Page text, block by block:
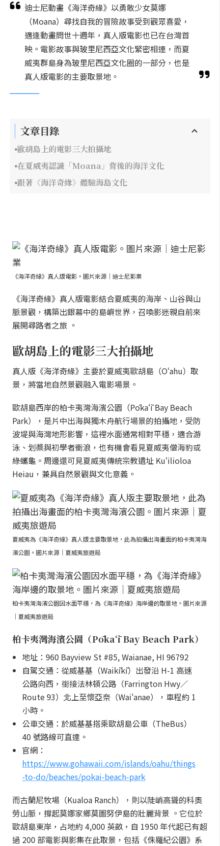
迪士尼動畫《海洋奇緣》以勇敢少女莫娜
（Moana）尋找自我的冒險故事受到觀眾喜愛，
適逢動畫問世十週年，真人版電影也已在台灣首
映。電影故事與玻里尼西亞文化緊密相連，而夏
威夷群島身為玻里尼西亞文化圈的一部分，也是
真人版電影的主要取景地。
文章目錄
歐胡島上的電影三大拍攝地
在夏威夷認識「Moana」背後的海洋文化
跟著《海洋奇緣》體驗海島文化
《海洋奇緣》真人版電影。圖片來源｜迪士尼影業
《海洋奇緣》真人版電影結合夏威夷的海岸、山谷與山
脈景觀，構築出銀幕中的島嶼世界，召喚影迷親自前來
展開尋路者之旅 。
歐胡島上的電影三大拍攝地
真人版《海洋奇緣》主要於夏威夷歐胡島（Oʻahu）取
景，將當地自然景觀融入電影場景。
歐胡島西岸的柏卡夷灣海濱公園（Pōkaʻī Bay Beach
Park），是片中出海與獨木舟航行場景的拍攝地，受防
波堤與海灣地形影響，這裡水面通常相對平穩，適合游
泳、划槳與初學者衝浪，也有機會看見夏威夷僧海豹或
綠蠵龜。周邊還可見夏威夷傳統宗教遺址 Kuʻilioloa
Heiau，兼具自然景觀與文化意義。
夏威夷為《海洋奇緣》真人版主要取景地，此為拍攝出海畫面的柏卡夷灣海
濱公園。圖片來源｜夏威夷旅遊局
柏卡夷灣海濱公園因水面平穩，為《海洋奇緣》海岸邊的取景地。圖片來源
｜夏威夷旅遊局
柏卡夷灣海濱公園（Pōkaʻī Bay Beach Park）
地址：960 Bayview St #85, Waianae, HI 96792
自駕交通：從威基基（Waikīkī）出發沿 H-1 高速
公路向西，銜接法林頓公路（Farrington Hwy／
Route 93）北上至懷亞奈（Waiʻanae），車程約 1
小時。
公車交通：於威基基搭乘歐胡島公車（TheBus）
40 號路線可直達。
官網：
https://www.gohawaii.com/islands/oahu/things
-to-do/beaches/pokai-beach-park
而古蘭尼牧場（Kualoa Ranch），則以陡峭高聳的科奧
勞山脈，撐起莫娜家鄉莫圖努伊島的壯麗背景 。它位於
歐胡島東岸，占地約 4,000 英畝，自 1950 年代起已有超
過 200 部電影與影集在此取景，包括《侏羅紀公園》系